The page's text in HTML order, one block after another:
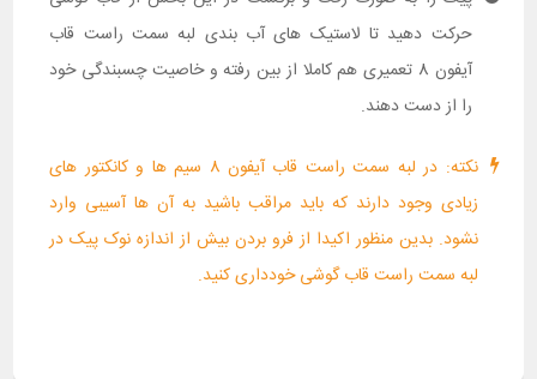
حرکت دهید تا لاستیک های آب بندی لبه سمت راست قاب
آیفون 8 تعمیری هم کاملا از بین رفته و خاصیت چسبندگی خود
را از دست دهند.
نکته: در لبه سمت راست قاب آیفون 8 سیم ها و کانکتور های
زیادی وجود دارند که باید مراقب باشید به آن ها آسیبی وارد
نشود. بدین منظور اکیدا از فرو بردن بیش از اندازه نوک پیک در
لبه سمت راست قاب گوشی خودداری کنید.